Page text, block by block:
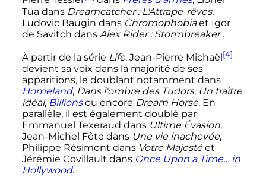
Tua dans Dreamcatcher : L'Attrape-rêves,
Ludovic Baugin dans Chromophobiaet Igor
de Savitch dans Alex Rider : Stormbreaker.
À partir de la série Life, Jean-Pierre Michaël[4]
devient sa voix dans la majorité de ses
apparitions, le doublant notamment dans
Homeland, Dans l'ombre des Tudors, Un traître
idéal, Billionsou encore Dream Horse. En
parallèle, il est également doublé par
Emmanuel Texeraud dans Ultime Évasion,
Jean-Michel Fête dans Une vie inachevée,
Philippe Résimont dans Votre Majestéet
Jérémie Covillault dans Once Upon a Time… in
Hollywood.